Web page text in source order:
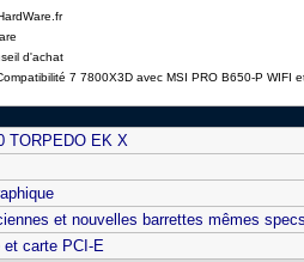
d'achat
7 7800X3D avec MSI PRO B650-P WIFI
TORPEDO EK X
et nouvelles barrettes mêmes
et carte PCI-E